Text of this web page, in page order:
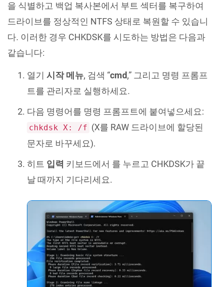
을 식별하고 백업 복사본에서 부트 섹터를 복구하여
드라이브를 정상적인 NTFS 상태로 복원할 수 있습니
다. 이러한 경우 CHKDSK를 시도하는 방법은 다음과
같습니다:
열기 시작 메뉴, 검색 “cmd,” 그리고 명령 프롬프
트를 관리자로 실행하세요.
다음 명령어를 명령 프롬프트에 붙여넣으세요:
chkdsk X: /f (X를 RAW 드라이브에 할당된
문자로 바꾸세요).
히트 입력 키보드에서 를 누르고 CHKDSK가 끝
날 때까지 기다리세요.